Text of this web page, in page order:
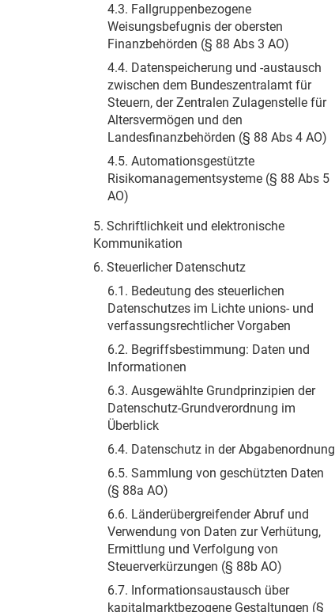
4.3. Fallgruppenbezogene
Weisungsbefugnis der obersten
Finanzbehörden (§ 88 Abs 3 AO)
4.4. Datenspeicherung und -austausch
zwischen dem Bundeszentralamt für
Steuern, der Zentralen Zulagenstelle für
Altersvermögen und den
Landesfinanzbehörden (§ 88 Abs 4 AO)
4.5. Automationsgestützte
Risikomanagementsysteme (§ 88 Abs 5
AO)
5. Schriftlichkeit und elektronische
Kommunikation
6. Steuerlicher Datenschutz
6.1. Bedeutung des steuerlichen
Datenschutzes im Lichte unions- und
verfassungsrechtlicher Vorgaben
6.2. Begriffsbestimmung: Daten und
Informationen
6.3. Ausgewählte Grundprinzipien der
Datenschutz-Grundverordnung im
Überblick
6.4. Datenschutz in der Abgabenordnung
6.5. Sammlung von geschützten Daten
(§ 88a AO)
6.6. Länderübergreifender Abruf und
Verwendung von Daten zur Verhütung,
Ermittlung und Verfolgung von
Steuerverkürzungen (§ 88b AO)
6.7. Informationsaustausch über
kapitalmarktbezogene Gestaltungen (§